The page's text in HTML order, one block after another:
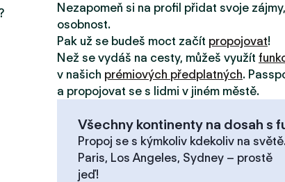
Nezapomeň si na profil přidat svoje
osobnost.
Pak už se budeš moct začít propojovat!
Než se vydáš na cesty, můžeš využít
v našich prémiových předplatných.
a propojovat se s lidmi v jiném městě.
Všechny kontinenty na dosah s
Propoj se s kýmkoliv kdekoliv na
Paris, Los Angeles, Sydney – prostě
jeď!